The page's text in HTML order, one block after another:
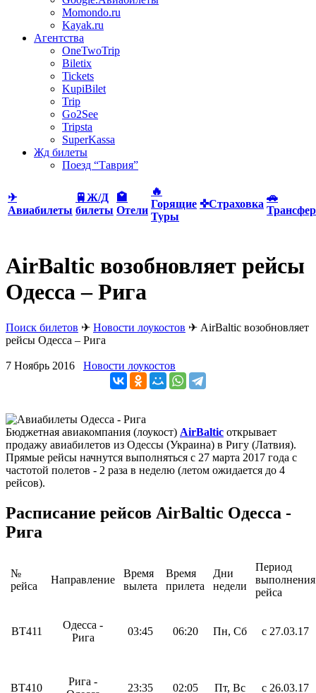
Momondo.ru
Kayak.ru
Агентства
OneTwoTrip
Biletix
Tickets
KupiBilet
Trip
Go2See
Tripsta
SuperKassa
Жд билеты
Поезд “Таврия”
✈
Авиабилеты
🚆Ж/Д
билеты
🏩
Отели
🔥
Горящие
Туры
✜Страховка
🚗
Трансфер
AirBaltic возобновляет рейсы
Одесса – Рига
Поиск билетов ✈ Новости лоукостов ✈ AirBaltic возобновляет
рейсы Одесса – Рига
7 Ноябрь 2016 Новости лоукостов
Бюджетная авиакомпания (лоукост) AirBaltic открывает
продажу авиабилетов из Одессы (Украина) в Ригу (Латвия).
Прямые рейсы начнутся выполняться с 27 марта 2017 года с
частотой полетов - 2 раза в неделю (летом ожидается до 4
рейсов).
Расписание рейсов AirBaltic Одесса -
Рига
№
рейса
Направление
Время
вылета
Время
прилета
Дни
недели
Период
выполнения
рейса
BT411
Одесса -
Рига
03:45 06:20 Пн, Сб с 27.03.17
BT410
Рига -
23:35 02:05 Пт, Вс с 26.03.17